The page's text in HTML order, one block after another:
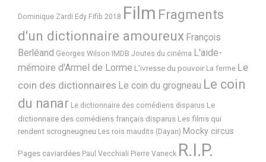
Dominique Zardi Edy Fifib 2018 Film Fragments
d'un dictionnaire amoureux François
Berléand Georges Wilson IMDB Joutes du cinéma L'aide-
mémoire d'Armel de Lorme L'ivresse du pouvoir La ferme Le
coin des dictionnaires Le coin du grogneau Le coin
du nanar Le dictionnaire des comédiens disparus Le
dictionnaire des comédiens français disparus Les films qui
rendent scrogneugneu Les rois maudits (Dayan) Mocky circus
Pages caviardées Paul Vecchiali Pierre Vaneck R.I.P.